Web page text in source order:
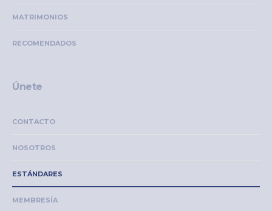
MATRIMONIOS
RECOMENDADOS
Únete
CONTACTO
NOSOTROS
ESTÁNDARES
MEMBRESÍA